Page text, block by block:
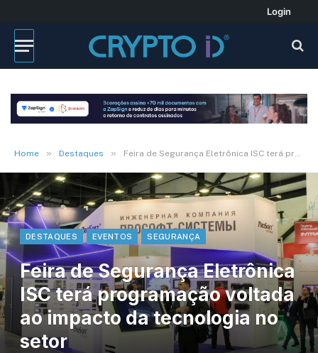
Login
Home » Destaques » Feira de Segurança Eletrônica ISC terá programação voltada ao impacto da tecnologia no setor
DESTAQUES EVENTOS SEGURANÇA
Feira de Segurança Eletrônica
ISC terá programação voltada
ao impacto da tecnologia no
setor